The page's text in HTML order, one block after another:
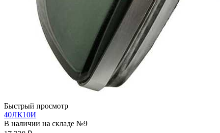
Быстрый просмотр
40ЛК10И
В наличии на складе №9